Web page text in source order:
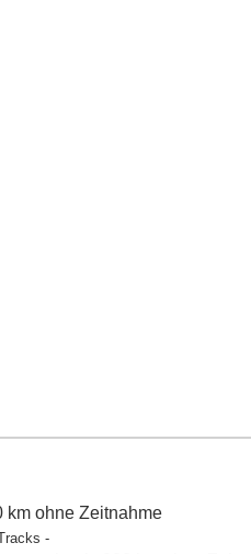
km ohne Zeitnahme
-